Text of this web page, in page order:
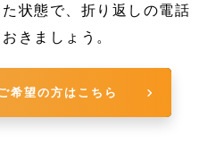
状態で、折り返しの電話
きましょう。
希望の方はこちら